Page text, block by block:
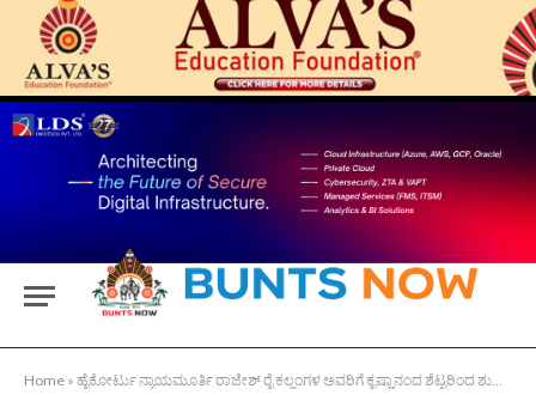
Home » ಹೈಕೋರ್ಟು ನ್ಯಾಯಮೂರ್ತಿ ರಾಜೇಶ್ ರೈ ಕಲ್ಲಂಗಳ ಅವರಿಗೆ ಕೃಷ್ಣಾನಂದ ಶೆಟ್ಟರಿಂದ ಶುಭ ಹಾರೈಕೆ